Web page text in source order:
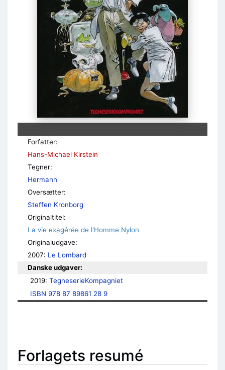
Forfatter:
Hans-Michael Kirstein
Tegner:
Hermann
Oversætter:
Steffen Kronborg
Originaltitel:
La vie exagérée de l'Homme Nylon
Originaludgave:
2007: Le Lombard
Danske udgaver:
2019: TegneserieKompagniet
ISBN 978 87 89861 28 9
Forlagets resumé